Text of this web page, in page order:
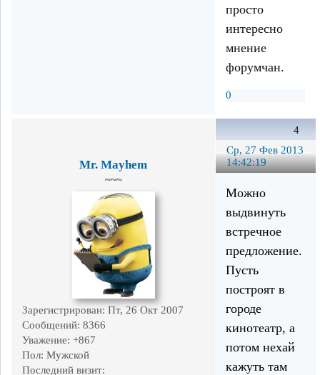
просто
интересно
мнение
форумчан.
0
4
Ср, 27 Фев 2013
14:42:19
Mr. Mayhem
~~~
Зарегистрирован: Пт, 26 Окт 2007
Сообщений: 8366
Уважение: +867
Пол: Мужской
Последний визит:
Можно
выдвинуть
встречное
предложение.
Пусть
построят в
городе
кинотеатр, а
потом нехай
кажуть там